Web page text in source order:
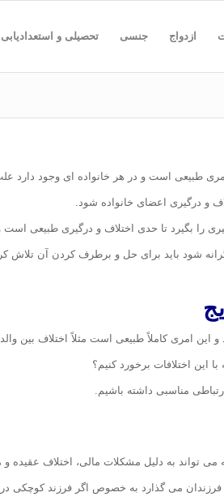
ازدواج جنسی تحصیلی و استعدادیابی
طبیعی است و در هر خانواده ای وجود دارد
و درگیری اعضای خانواده شود.
را بگیرد تا حدی اختلاف و درگیری طبیعی است
شود باید برای حل و برطرف کردن آن تلاش
این امری کاملاً طبیعی است مثلاً اختلاف بین
این اختلافات برخورد کنیم؟
مناسبی داشته باشیم.
می تواند به دلیل مشکلات مالی، اختلاف عقیده
فرزندان می گذارد به خصوص اگر فرزند کوچکی